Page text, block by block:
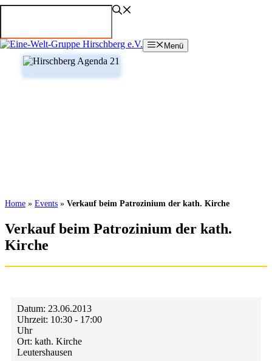
Zum
Menü
Home » Events » Verkauf beim Patrozinium der kath. Kirche
Verkauf beim Patrozinium der kath.
Kirche
Datum: 23.06.2013
Uhrzeit: 10:30 - 17:00
Uhr
Ort: kath. Kirche
Leutershausen